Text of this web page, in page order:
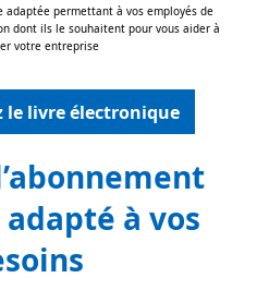
adaptée permettant à vos employés de
dont ils le souhaitent pour vous aider à
votre entreprise
le livre électronique
à vos